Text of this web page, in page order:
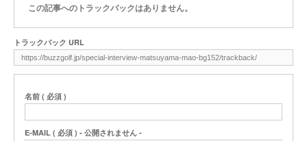
この記事へのトラックバックはありません。
トラックバック URL
名前 ( 必須 )
E-MAIL ( 必須 ) - 公開されません -